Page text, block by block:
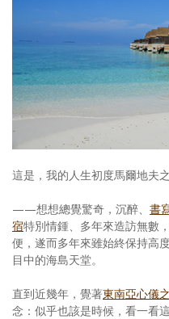
享樂隨手拍
照相簿
影音區
創意出版服務
歷史區
關於Yilan
個人著作
活動實況記錄
媒體報導一覽
這是，我的人生初度馬爾地夫之
——想想總覺驚奇，沉醉、 書
宿特別情鍾、多年來造訪無數
便，遂而多年來雖始終保持高
目中的海島天堂。
直到近幾年，覺著東南亞心儀
念：似乎也該是時候，看一看